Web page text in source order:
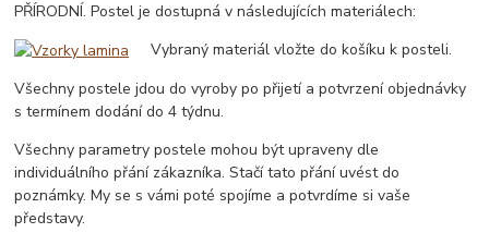
PŘÍRODNÍ. Postel je dostupná v následujících materiálech:
Vybraný materiál vložte do košíku k posteli.
Všechny postele jdou do vyroby po přijetí a potvrzení objednávky
s termínem dodání do 4 týdnu.
Všechny parametry postele mohou být upraveny dle
individuálního přání zákazníka. Stačí tato přání uvést do
poznámky. My se s vámi poté spojíme a potvrdíme si vaše
představy.